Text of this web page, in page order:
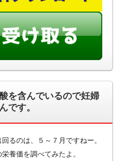
を含んでいるので妊婦
です。
るのは、５～７月ですねー。
養価を調べてみたよ。